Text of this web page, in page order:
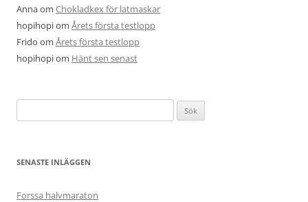
Annaom Chokladkex för latmaskar
hopihopiom Årets första testlopp
Frido om Årets första testlopp
hopihopiom Hänt sen senast
efter:
SENASTE INLÄGGEN
Forssa halvmaraton